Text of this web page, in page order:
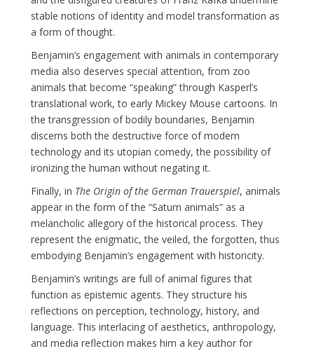
stable notions of identity and model transformation as
a form of thought.
Benjamin’s engagement with animals in contemporary
media also deserves special attention, from zoo
animals that become “speaking” through Kasperl’s
translational work, to early Mickey Mouse cartoons. In
the transgression of bodily boundaries, Benjamin
discerns both the destructive force of modern
technology and its utopian comedy, the possibility of
ironizing the human without negating it.
Finally, in The Origin of the German Trauerspiel, animals
appear in the form of the “Saturn animals” as a
melancholic allegory of the historical process. They
represent the enigmatic, the veiled, the forgotten, thus
embodying Benjamin’s engagement with historicity.
Benjamin’s writings are full of animal figures that
function as epistemic agents. They structure his
reflections on perception, technology, history, and
language. This interlacing of aesthetics, anthropology,
and media reflection makes him a key author for